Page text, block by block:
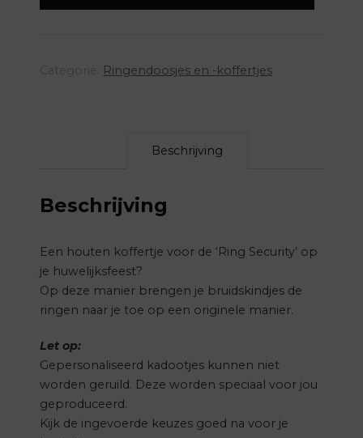
Ringendoosjes en -koffertjes
Beschrijving
Beschrijving
Een houten koffertje voor de ‘Ring Security’ op
je huwelijksfeest?
Op deze manier brengen je bruidskindjes de
ringen naar je toe op een originele manier.
Let op:
Gepersonaliseerd kadootjes kunnen niet
worden geruild. Deze worden speciaal voor jou
geproduceerd.
Kijk de ingevoerde keuzes goed na voor je